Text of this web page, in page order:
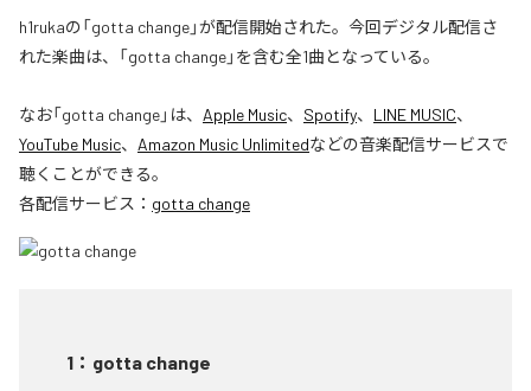
h1rukaの「gotta change」が配信開始された。今回デジタル配信さ
れた楽曲は、「gotta change」を含む全1曲となっている。
なお「gotta change」は、 Apple Music、 Spotify、 LINE MUSIC、
YouTube Music、 Amazon Music Unlimitedなどの音楽配信サービスで
聴くことができる。
各配信サービス： gotta change
1 ： gotta change